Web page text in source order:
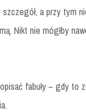
a przy tym
Nikt nie mógłby
fabuły – gdy to